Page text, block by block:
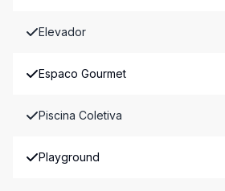
Elevador
Espaco Gourmet
Piscina Coletiva
Playground